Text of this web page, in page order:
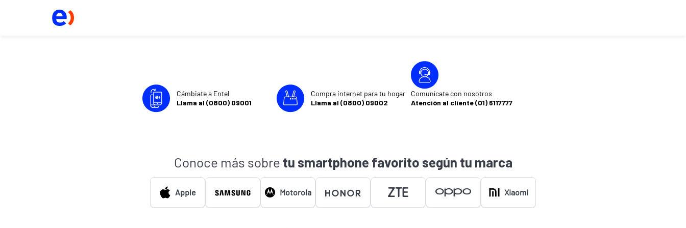
Cámbiate a Entel
Llama al (0800) 09001
Compra internet para tu hogar
Llama al (0800) 09002
Comunícate con nosotros
Atención al cliente (01) 6117777
Conoce más sobre tu smartphone favorito según tu marca
Apple Motorola Xiaomi